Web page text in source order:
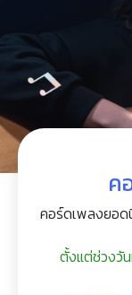
ค
คอร์ดเพลงยอด
ตั้งแต่ช่วงวั